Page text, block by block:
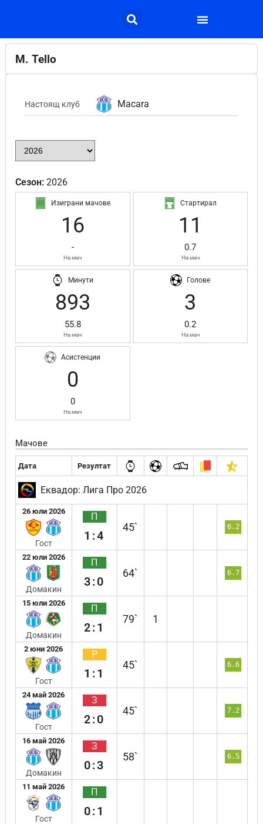
M. Tello
Настоящ клуб Macara
Сезон: 2026
Изиграни мачове
16
-
На мач
Стартирал
11
0.7
На мач
Минути
893
55.8
На мач
Голове
3
0.2
На мач
Асистенции
0
0
На мач
Мачове
Дата Резултат
Еквадор: Лига Про 2026
26 юли 2026
Гост
П
1:4
45` 6.2
22 юли 2026
Домакин
П
3:0
64` 6.7
15 юли 2026
Домакин
П
2:1
79` 1
2 юни 2026
Гост
Р
1:1
45` 6.6
24 май 2026
Гост
З
2:0
45` 7.2
16 май 2026
Домакин
З
0:3
58` 6.5
11 май 2026
Гост
П
0:1